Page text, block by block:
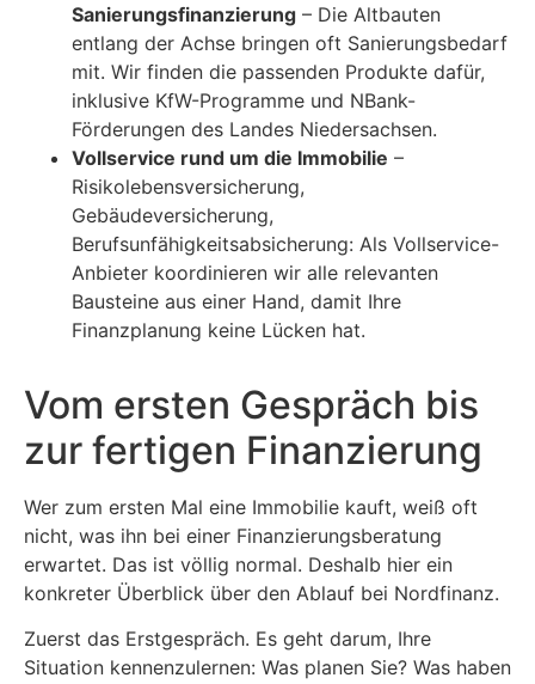
Sanierungsfinanzierung – Die Altbauten
entlang der Achse bringen oft Sanierungsbedarf
mit. Wir finden die passenden Produkte dafür,
inklusive KfW-Programme und NBank-
Förderungen des Landes Niedersachsen.
Vollservice rund um die Immobilie –
Risikolebensversicherung,
Gebäudeversicherung,
Berufsunfähigkeitsabsicherung: Als Vollservice-
Anbieter koordinieren wir alle relevanten
Bausteine aus einer Hand, damit Ihre
Finanzplanung keine Lücken hat.
Vom ersten Gespräch bis
zur fertigen Finanzierung
Wer zum ersten Mal eine Immobilie kauft, weiß oft
nicht, was ihn bei einer Finanzierungsberatung
erwartet. Das ist völlig normal. Deshalb hier ein
konkreter Überblick über den Ablauf bei Nordfinanz.
Zuerst das Erstgespräch. Es geht darum, Ihre
Situation kennenzulernen: Was planen Sie? Was haben